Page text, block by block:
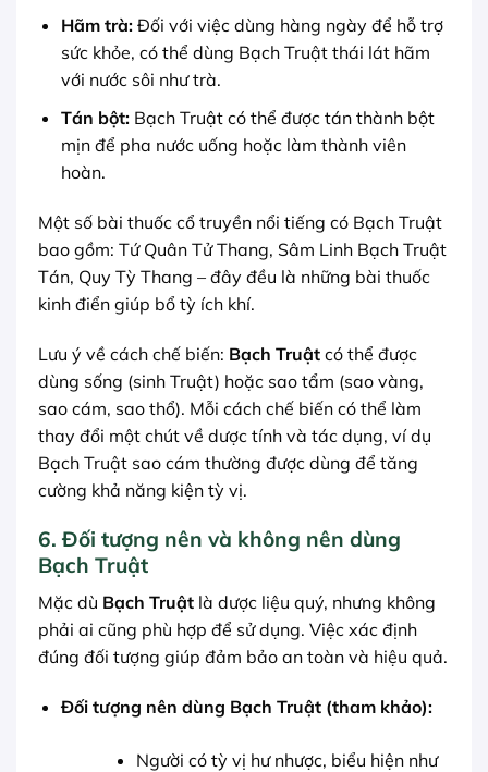
Hãm trà:Đối với việc dùng hàng ngày để hỗ trợ
sức khỏe, có thể dùng Bạch Truật thái lát hãm
với nước sôi như trà.
Tán bột:Bạch Truật có thể được tán thành bột
mịn để pha nước uống hoặc làm thành viên
hoàn.
Một số bài thuốc cổ truyền nổi tiếng có Bạch Truật
bao gồm: Tứ Quân Tử Thang, Sâm Linh Bạch Truật
Tán, Quy Tỳ Thang – đây đều là những bài thuốc
kinh điển giúp bổ tỳ ích khí.
Lưu ý về cách chế biến: Bạch Truật có thể được
dùng sống (sinh Truật) hoặc sao tẩm (sao vàng,
sao cám, sao thổ). Mỗi cách chế biến có thể làm
thay đổi một chút về dược tính và tác dụng, ví dụ
Bạch Truật sao cám thường được dùng để tăng
cường khả năng kiện tỳ vị.
6. Đối tượng nên và không nên dùng
Bạch Truật
Mặc dù Bạch Truật là dược liệu quý, nhưng không
phải ai cũng phù hợp để sử dụng. Việc xác định
đúng đối tượng giúp đảm bảo an toàn và hiệu quả.
Đối tượng nên dùng Bạch Truật (tham khảo):
Người có tỳ vị hư nhược, biểu hiện như